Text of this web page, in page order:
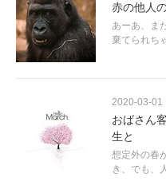
赤の他人
あーあ、ま
棄てられち
2020-03-01
おばさん
生と
想定外の春
き、でも、